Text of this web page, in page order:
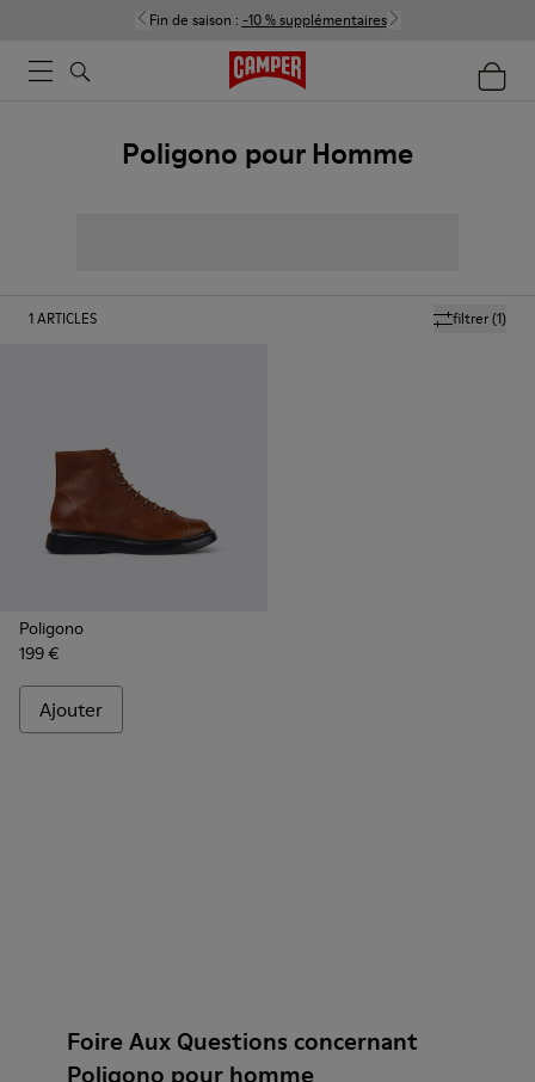
Fin de saison : -10 % supplémentaires
Poligono pour Homme
filtrer(1)
1ARTICLES
Poligono
199 €
Ajouter
Foire Aux Questions concernant
Poligono pour homme